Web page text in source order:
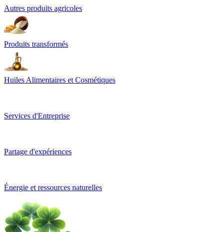
Autres produits agricoles
Produits transformés
Huiles Alimentaires et Cosmétiques
Services d'Entreprise
Partage d'expériences
Énergie et ressources naturelles